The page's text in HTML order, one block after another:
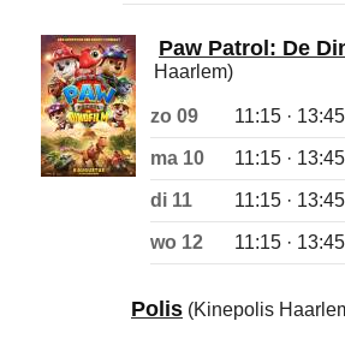
Paw Patrol: De
Haarlem)
zo 09 11:15 ·
ma 10 11:15 ·
di 11 11:15 ·
wo 12 11:15 ·
Polis (Kinepolis